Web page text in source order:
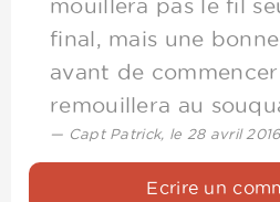
mouillera pas le fil
final, mais une
avant de
remouillera au
Capt Patrick, le 28 avril 2016
Ecrire un